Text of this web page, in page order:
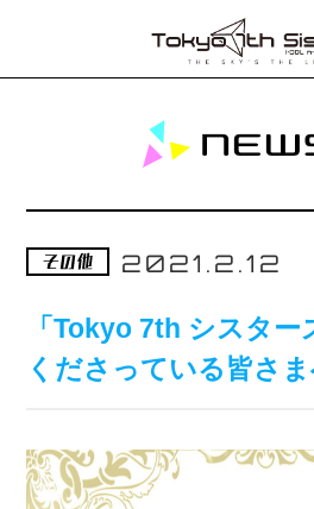
2021.2.12
「Tokyo 7th シスタ
くださっている皆さ